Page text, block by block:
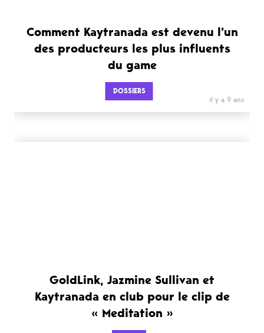
Comment Kaytranada est devenu l’un
des producteurs les plus influents
du game
DOSSIERS
il y a 9 ans
GoldLink, Jazmine Sullivan et
Kaytranada en club pour le clip de
« Meditation »